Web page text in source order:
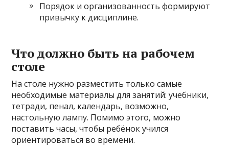
Порядок и организованность формируют
привычку к дисциплине.
Что должно быть на рабочем
столе
На столе нужно разместить только самые
необходимые материалы для занятий: учебники,
тетради, пенал, календарь, возможно,
настольную лампу. Помимо этого, можно
поставить часы, чтобы ребёнок учился
ориентироваться во времени.